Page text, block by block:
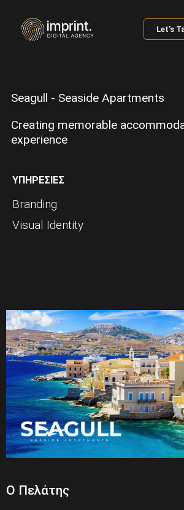
Let's
Seagull - Seaside Apartments
Creating memorable
experience
ΥΠΗΡΕΣΙΕΣ
Branding
Visual Identity
Ο Πελάτης